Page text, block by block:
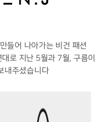
들어 나아가는 비건 패션
로 지난 5월과 7월, 구름이
내주셨습니다